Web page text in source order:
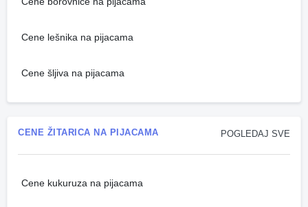
Cene lešnika na pijacama
Cene šljiva na pijacama
POGLEDAJ SVE
CENE ŽITARICA NA PIJACAMA
Cene kukuruza na pijacama